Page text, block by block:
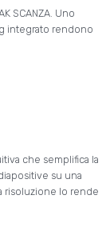
SCANZA. Uno
integrato rendono
che semplifica la
su una
risoluzione lo rende